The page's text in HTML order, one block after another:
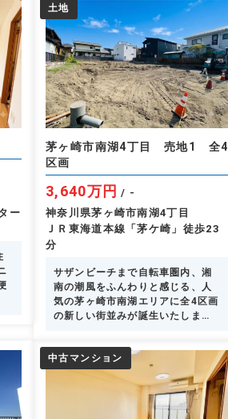
ー
土地
茅ヶ崎市南湖4丁目 売地1 全4
区画
3,640万円 / -
神奈川県茅ヶ崎市南湖4丁目
ＪＲ東海道本線「茅ケ崎」徒歩23
分
サザンビーチまで自転車圏内、湘
南の潮風をふんわりと感じる、人
気の茅ヶ崎市南湖エリアに全4区画
の新しい街並みが誕生いたしま
ます。
中古マンション